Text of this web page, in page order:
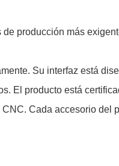
producción más
Su interfaz está
El producto está
Cada accesorio